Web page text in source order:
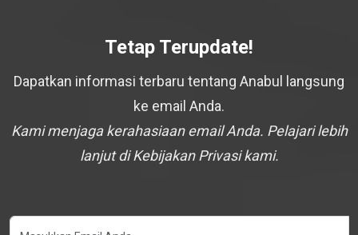
Tetap Terupdate!
Dapatkan informasi terbaru tentang Anabul langsung
ke email Anda.
Kami menjaga kerahasiaan email Anda. Pelajari lebih
lanjut di Kebijakan Privasi kami.